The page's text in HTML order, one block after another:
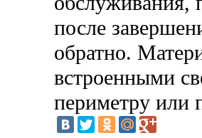
после
обратно.
встроенными
периметру или